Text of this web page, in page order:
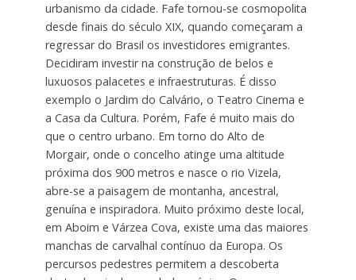
urbanismo da cidade. Fafe tornou-se cosmopolita
desde finais do século XIX, quando começaram a
regressar do Brasil os investidores emigrantes.
Decidiram investir na construção de belos e
luxuosos palacetes e infraestruturas. É disso
exemplo o Jardim do Calvário, o Teatro Cinema e
a Casa da Cultura. Porém, Fafe é muito mais do
que o centro urbano. Em torno do Alto de
Morgair, onde o concelho atinge uma altitude
próxima dos 900 metros e nasce o rio Vizela,
abre-se a paisagem de montanha, ancestral,
genuína e inspiradora. Muito próximo deste local,
em Aboim e Várzea Cova, existe uma das maiores
manchas de carvalhal contínuo da Europa. Os
percursos pedestres permitem a descoberta